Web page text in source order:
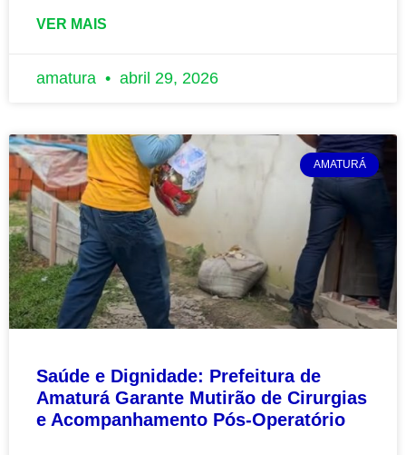
VER MAIS
amatura abril 29, 2026
AMATURÁ
Saúde e Dignidade: Prefeitura de
Amaturá Garante Mutirão de Cirurgias
e Acompanhamento Pós-Operatório